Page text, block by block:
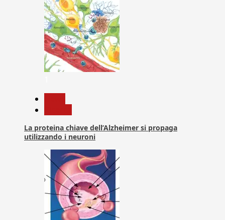
La proteina chiave dell’Alzheimer si propaga
utilizzando i neuroni